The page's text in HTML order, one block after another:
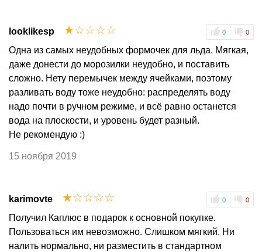
looklikesp 0 0
☆
☆
☆
☆
☆
Одна из самых неудобных формочек для льда. Мягкая,
даже донести до морозилки неудобно, и поставить
сложно. Нету перемычек между ячейками, поэтому
разливать воду тоже неудобно: распределять воду
надо почти в ручном режиме, и всё равно останется
вода на плоскости, и уровень будет разный.
Не рекомендую :)
15 ноября 2019
karimovte 0 0
☆
☆
☆
☆
☆
Получил Каплюс в подарок к основной покупке.
Пользоваться им невозможно. Слишком мягкий. Ни
налить нормально, ни разместить в стандартном